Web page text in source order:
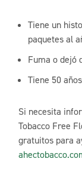
Tiene un
paquetes al
Fuma o dejó
Tiene 50
Si necesita
Tobacco Free
gratuitos para